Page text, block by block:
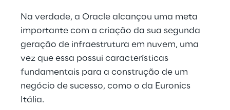
Na verdade, a Oracle alcançou uma meta
importante com a criação da sua segunda
geração de infraestrutura em nuvem, uma
vez que essa possui características
fundamentais para a construção de um
negócio de sucesso, como o da Euronics
Itália.